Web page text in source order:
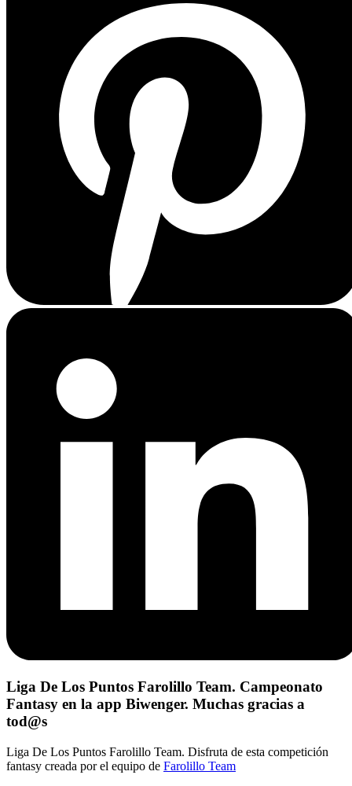
Liga De Los Puntos Farolillo Team. Campeonato
Fantasy en la app Biwenger. Muchas gracias a
tod@s
Liga De Los Puntos Farolillo Team. Disfruta de esta competición
fantasy creada por el equipo de Farolillo Team